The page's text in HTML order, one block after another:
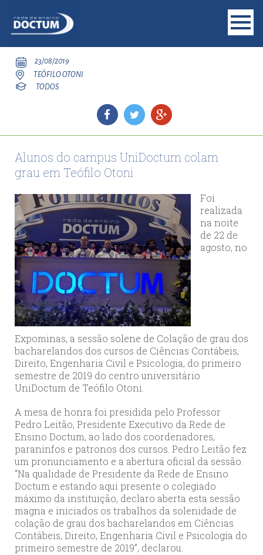
23/08/2019
TEÓFILO OTONI
TODOS
Alunos do campus UniDoctum colam
grau em Teófilo Otoni
Foi
realizada
na noite
de 22 de
agosto, no
Expominas, a sessão solene de Colação de grau dos
bacharelandos dos cursos de Ciências Contábeis,
Direito, Engenharia Civil e Psicologia, do primeiro
semestre de 2019 do centro universitário
UniDoctum de Teófilo Otoni.
A mesa de honra foi presidida pelo Professor
Pedro Leitão, Presidente Executivo da Rede de
Ensino Doctum, ao lado dos coordenadores,
paraninfos e patronos dos cursos. Pedro Leitão fez
um pronunciamento e a abertura oficial da sessão.
“Na qualidade de Presidente da Rede de Ensino
Doctum e estando aqui presente o colegiado
máximo da instituição, declaro aberta esta sessão
magna e iniciados os trabalhos da solenidade de
colação de grau dos bacharelandos em Ciências
Contábeis, Direito, Engenharia Civil e Psicologia do
primeiro semestre de 2019”, declarou.